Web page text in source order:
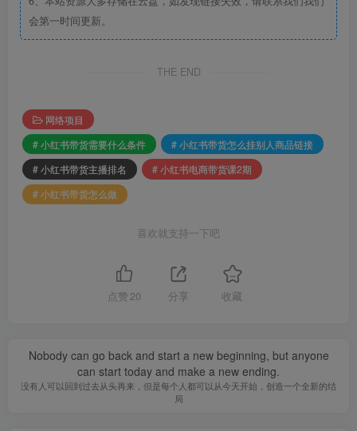
会第一时间更新。
THE END
网络项目
# 小红书带货需要什么条件
# 小红书带货怎么挂别人商品链接
# 小红书带货主播排名
# 小红书电商带货课2期
# 小红书带货怎么做
喜欢就支持一下吧
点赞 20 分享 收藏
Nobody can go back and start a new beginning, but anyone
can start today and make a new ending.
没有人可以回到过去从头再来，但是每个人都可以从今天开始，创造一个全新的结
局